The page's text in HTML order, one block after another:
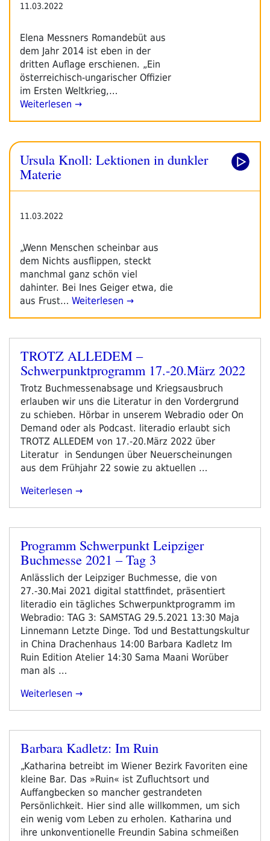
11.03.2022
Elena Messners Romandebüt aus
dem Jahr 2014 ist eben in der
dritten Auflage erschienen. „Ein
österreichisch-ungarischer Offizier
im Ersten Weltkrieg,…
Weiterlesen →
Ursula Knoll: Lektionen in dunkler
Materie
11.03.2022
„Wenn Menschen scheinbar aus
dem Nichts ausflippen, steckt
manchmal ganz schön viel
dahinter. Bei Ines Geiger etwa, die
aus Frust… Weiterlesen →
Veröffentlicht
am
TROTZ ALLEDEM –
Schwerpunktprogramm 17.-20.März 2022
Trotz Buchmessenabsage und Kriegsausbruch
erlauben wir uns die Literatur in den Vordergrund
zu schieben. Hörbar in unserem Webradio oder On
Demand oder als Podcast. literadio erlaubt sich
TROTZ ALLEDEM von 17.-20.März 2022 über
Literatur in Sendungen über Neuerscheinungen
aus dem Frühjahr 22 sowie zu aktuellen …
„TROTZ
Schwerpunktprogramm
17.-20.März
2022“
Weiterlesen
Veröffentlicht
am
Programm Schwerpunkt Leipziger
Buchmesse 2021 – Tag 3
Anlässlich der Leipziger Buchmesse, die von
27.-30.Mai 2021 digital stattfindet, präsentiert
literadio ein tägliches Schwerpunktprogramm im
Webradio: TAG 3: SAMSTAG 29.5.2021 13:30 Maja
Linnemann Letzte Dinge. Tod und Bestattungskultur
in China Drachenhaus 14:00 Barbara Kadletz Im
Ruin Edition Atelier 14:30 Sama Maani Worüber
man als …
„Programm
Buchmesse
2021
Tag
3“
Weiterlesen
Veröffentlicht
Barbara Kadletz: Im Ruin
„Katharina betreibt im Wiener Bezirk Favoriten eine
kleine Bar. Das »Ruin« ist Zufluchtsort und
Auffangbecken so mancher gestrandeten
Persönlichkeit. Hier sind alle willkommen, um sich
ein wenig vom Leben zu erholen. Katharina und
ihre unkonventionelle Freundin Sabina schmeißen